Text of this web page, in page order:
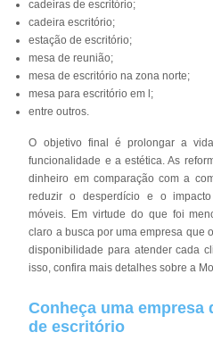
cadeiras de escritório;
cadeira escritório;
estação de escritório;
mesa de reunião;
mesa de escritório na zona norte;
mesa para escritório em l;
entre outros.
O objetivo final é prolongar a
funcionalidade e a estética. As
dinheiro em comparação com a
reduzir o desperdício e o
móveis. Em virtude do que foi
claro a busca por uma empresa que
disponibilidade para atender cada
isso, confira mais detalhes sobre a
Conheça uma empresa
de escritório